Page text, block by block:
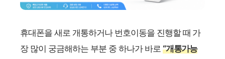
휴대폰을 새로 개통하거나 번호이동을 진행할 때 가
장 많이 궁금해하는 부분 중 하나가 바로 “개통가능